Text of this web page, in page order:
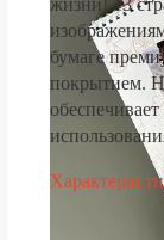
жизни! 13
бумаге
покрытием.